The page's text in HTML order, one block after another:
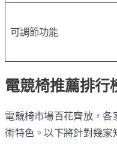
可調節功能
電競椅推薦排行
電競椅市場百花齊放，
術特色。以下將針對幾家